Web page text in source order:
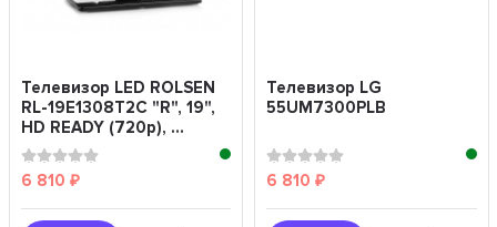
Телевизор LED ROLSEN
RL-19E1308T2C "R", 19",
HD READY (720p), ...
6 810 ₽
Телевизор LG
55UM7300PLB
6 810 ₽